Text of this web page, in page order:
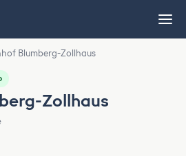
Blumberg-Zollhaus
Zollhaus